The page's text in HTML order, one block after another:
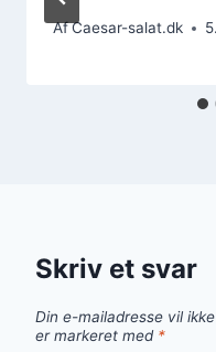
AfCaesar-salat.dk
Skriv et svar
Din e-mailadresse vil
er markeret med *